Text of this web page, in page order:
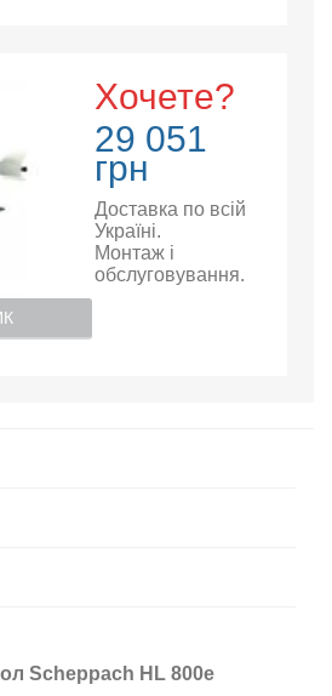
Хочете?
29 051
грн
Доставка по всій
Україні.
Монтаж і
обслуговування.
Scheppach HL 800e